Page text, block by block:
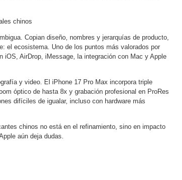
chinos
Copian diseño, nombres y jerarquías de producto,
el ecosistema. Uno de los puntos más valorados por
iOS, AirDrop, iMessage, la integración con Mac y Apple
y video. El iPhone 17 Pro Max incorpora triple
óptico de hasta 8x y grabación profesional en ProRes
difíciles de igualar, incluso con hardware más
chinos no está en el refinamiento, sino en impacto
aún deja dudas.